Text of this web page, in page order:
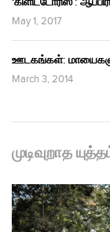
May 1, 2017
ஊடகங்கள்:
March 3, 2014
முடிவுறாத